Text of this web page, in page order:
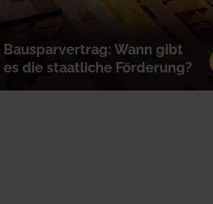
Bausparvertrag: Wann gibt
es die staatliche Förderung?